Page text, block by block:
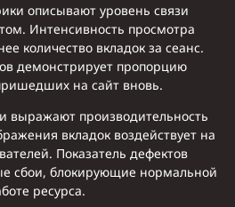
описывают уровень связи
Интенсивность просмотра
количество вкладок за сеанс.
демонстрирует пропорцию
на сайт вновь.
выражают производительность
вкладок воздействует на
Показатель дефектов
сбои, блокирующие нормальной
ресурса.